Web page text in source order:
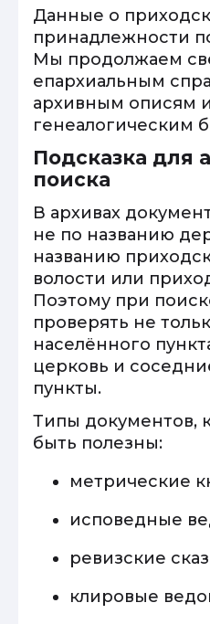
Данные о
принадлежности
Мы продолжаем
епархиальным
архивным описям
генеалогическим
Подсказка для
поиска
В архивах
не по названию
названию
волости или
Поэтому при
проверять не
населённого
церковь и
пункты.
Типы документов,
быть полезны:
метрические
исповедные
ревизские
клировые